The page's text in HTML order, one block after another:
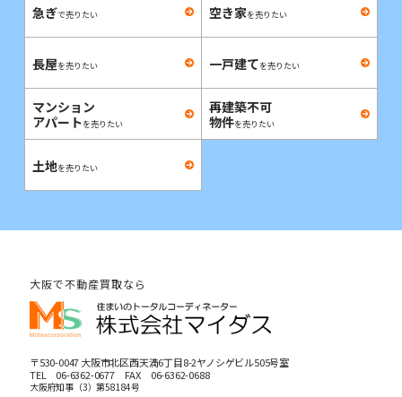
急ぎで売りたい 空き家を売りたい
長屋を売りたい 一戸建てを売りたい
マンション
アパートを売りたい
再建築不可
物件を売りたい
土地を売りたい
大阪で不動産買取なら
〒530-0047 大阪市北区西天満6丁目8-2ヤノシゲビル505号室
TEL 06-6362-0677FAX 06-6362-0688
大阪府知事（3）第58184号